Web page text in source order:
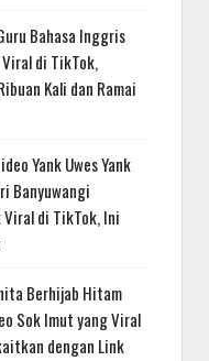
Bahasa Inggris
di TikTok,
Kali dan Ramai
Yank Uwes Yank
Banyuwangi
Viral di TikTok, Ini
Berhijab Hitam
Sok Imut yang Viral
dengan Link